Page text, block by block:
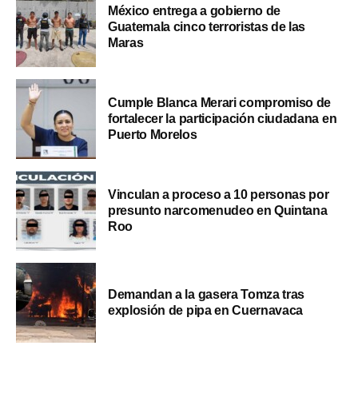
México entrega a gobierno de
Guatemala cinco terroristas de las
Maras
Cumple Blanca Merari compromiso de
fortalecer la participación ciudadana en
Puerto Morelos
Vinculan a proceso a 10 personas por
presunto narcomenudeo en Quintana
Roo
Demandan a la gasera Tomza tras
explosión de pipa en Cuernavaca